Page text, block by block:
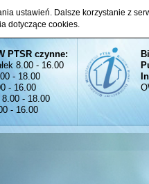
ustawień. Dalsze korzystanie z
dotyczące cookies.
PTSR czynne:
8.00 - 16.00
- 18.00
- 16.00
- 18.00
- 16.00